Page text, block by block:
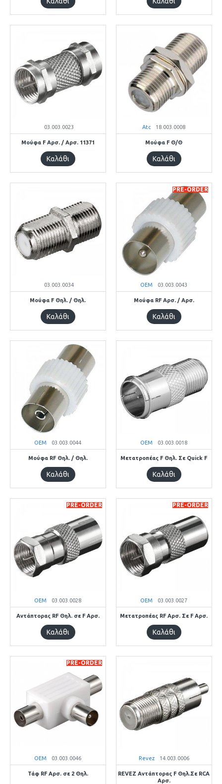
03.003.0023
Μούφα F Αρσ. / Αρσ. 11371
Καλάθι
Atc 18.003.0008
Μούφα F Θ/Θ
Καλάθι
03.003.0034
Μούφα F Θηλ. / Θηλ.
Καλάθι
PRE-ORDER
OEM 03.003.0043
Μούφα RF Αρσ. / Αρσ.
Καλάθι
OEM 03.003.0044
Μούφα RF Θηλ. / Θηλ.
Καλάθι
OEM 03.003.0018
Μετατροπέας F Θηλ. Σε Quick F
Καλάθι
PRE-ORDER
OEM 03.003.0028
Αντάπτορας RF Θηλ. σε F Αρσ.
Καλάθι
PRE-ORDER
OEM 03.003.0027
Μετατροπέας RF Αρσ. Σε F Αρσ.
Καλάθι
PRE-ORDER
OEM 03.003.0046
Τάφ RF Αρσ. σε 2 Θηλ.
Revez 14.003.0006
REVEZ Αντάπτορας F Θηλ.Σε RCA
Αρσ.